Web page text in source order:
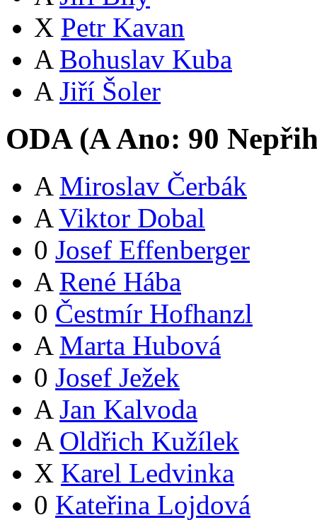
X Petr Kavan
A Bohuslav Kuba
A Jiří Šoler
ODA (AAno: 90
A Miroslav Čerbák
A Viktor Dobal
0 Josef Effenberger
A René Hába
0 Čestmír Hofhanzl
A Marta Hubová
0 Josef Ježek
A Jan Kalvoda
A Oldřich Kužílek
X Karel Ledvinka
0 Kateřina Lojdová